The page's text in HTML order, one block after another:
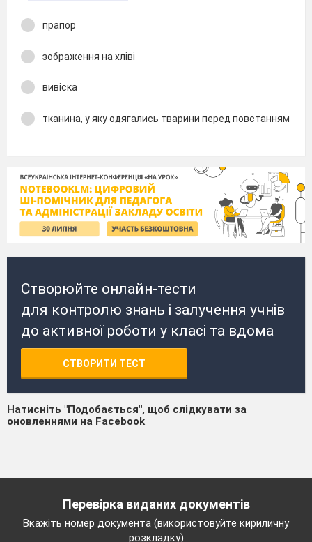
прапор
зображення на хліві
вивіска
тканина, у яку одягались тварини перед повстанням
Створюйте онлайн-тести
для контролю знань і залучення учнів
до активної роботи у класі та вдома
СТВОРИТИ ТЕСТ
Натисніть "Подобається", щоб слідкувати за
оновленнями на Facebook
Перевірка виданих документів
Вкажіть номер документа (використовуйте кириличну
розкладку)